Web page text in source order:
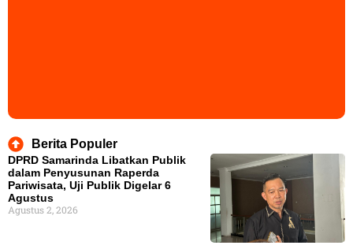
Berita Populer
DPRD Samarinda Libatkan Publik
dalam Penyusunan Raperda
Pariwisata, Uji Publik Digelar 6
Agustus
Agustus 2, 2026